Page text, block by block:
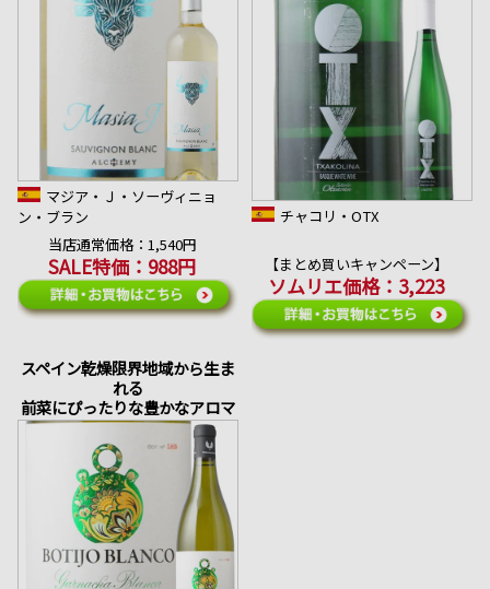
マジア・Ｊ・ソーヴィニョ
ン・ブラン
当店通常価格：1,540円
SALE特価：988円
チャコリ・OTX
【まとめ買いキャンペーン】
ソムリエ価格：3,223
スペイン乾燥限界地域から生ま
れる
前菜にぴったりな豊かなアロマ